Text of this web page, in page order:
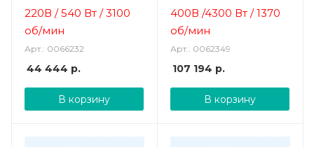
двигателем
220В / 540 Вт / 3100
об/мин
Арт.: 0066232
44 444 р.
В корзину
прямоугольных и
крышных вентиляторов
400В /4300 Вт / 1370
об/мин
Арт.: 0062349
107 194 р.
В корзину